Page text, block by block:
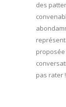
des
pas rater !